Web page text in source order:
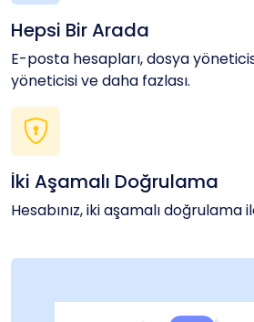
Hepsi Bir Arada
E-posta hesapları, dosya
yöneticisi ve daha fazlası.
İki Aşamalı Doğrulama
Hesabınız, iki aşamalı doğrulama